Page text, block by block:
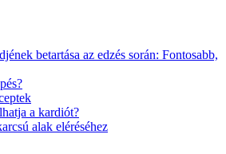
betartása az edzés során: Fontosabb,
a kardiót?
alak eléréséhez